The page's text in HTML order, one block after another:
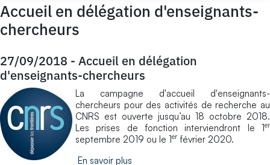
Accueil en délégation d'enseignants-
chercheurs
27/09/2018 - Accueil en délégation
d'enseignants-chercheurs
La campagne d'accueil d'enseignants-
chercheurs pour des activités de recherche au
CNRS est ouverte jusqu’au 18 octobre 2018.
Les prises de fonction interviendront le 1er
septembre 2019 ou le 1er février 2020.
En savoir plus